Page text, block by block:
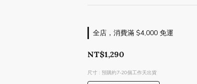
全店，消費滿 $4,000 免運
NT$1,290
尺寸 : 預購約7-20個工作天出貨